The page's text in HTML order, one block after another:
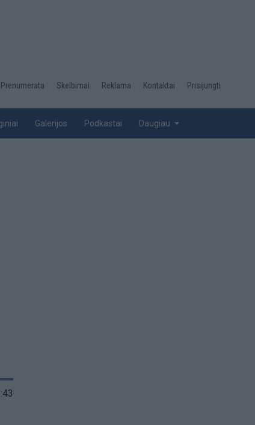
Prenumerata Skelbimai Reklama Kontaktai Prisijungti
Galerijos Podkastai Daugiau